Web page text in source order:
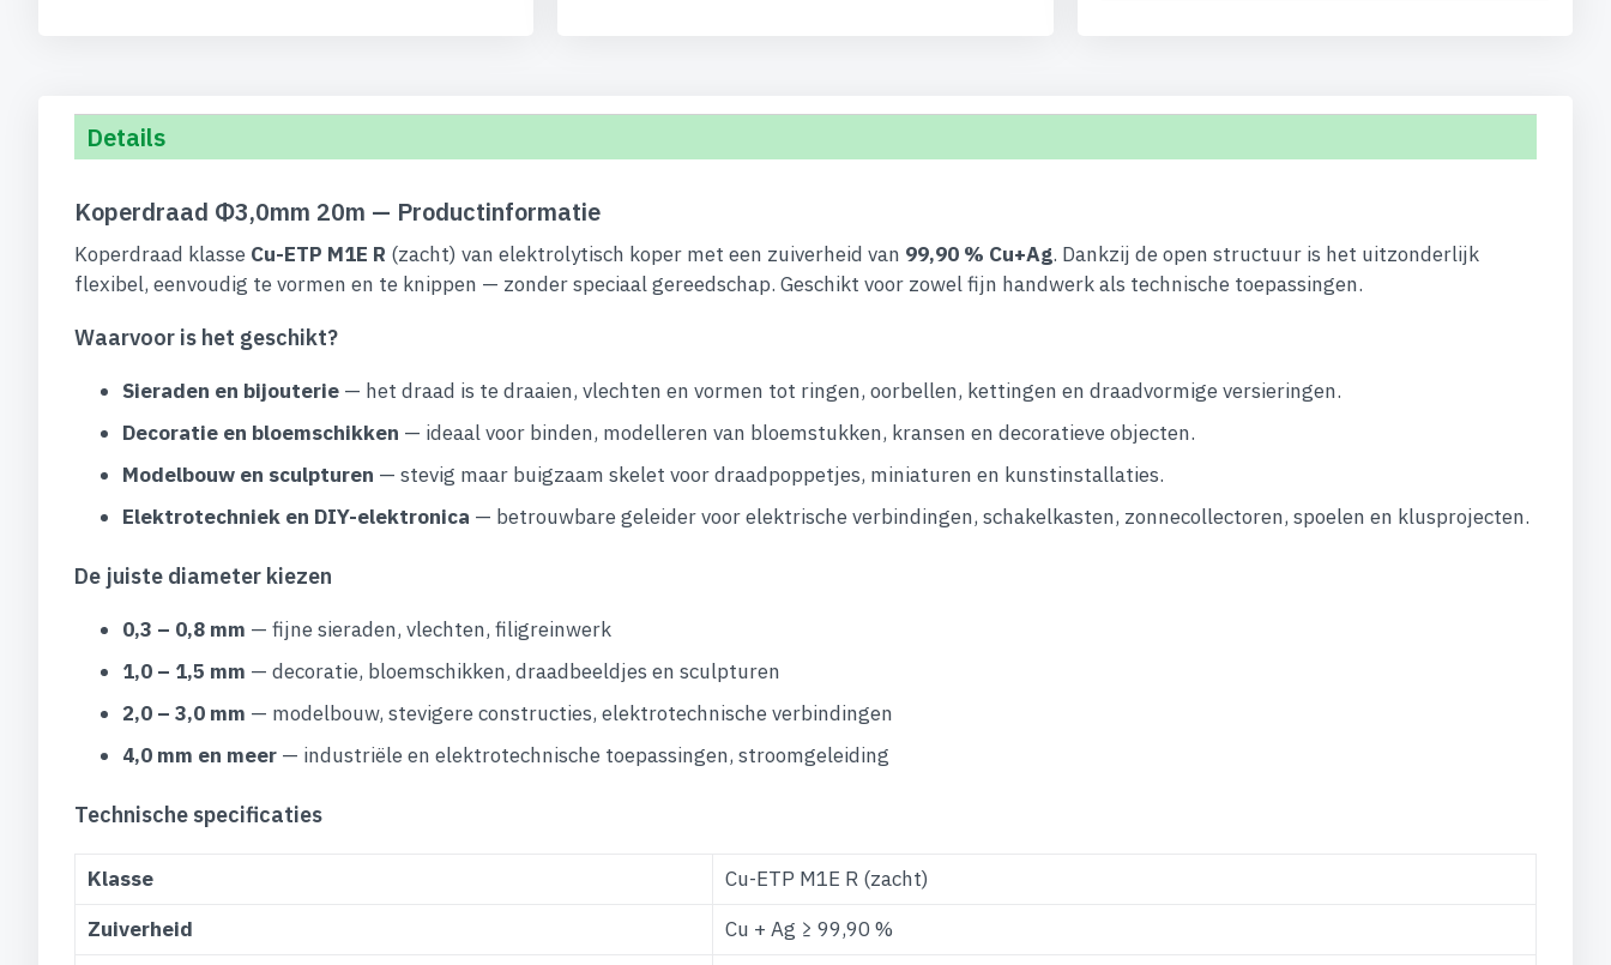
gallerij
Details
Koperdraad Φ3,0mm 20m — Productinformatie
Koperdraad klasse Cu-ETP M1E R (zacht) van elektrolytisch koper met een zuiverheid van 99,90 % Cu+Ag. Dankzij de open structuur is het uitzonderlijk
flexibel, eenvoudig te vormen en te knippen — zonder speciaal gereedschap. Geschikt voor zowel fijn handwerk als technische toepassingen.
Waarvoor is het geschikt?
Sieraden en bijouterie — het draad is te draaien, vlechten en vormen tot ringen, oorbellen, kettingen en draadvormige versieringen.
Decoratie en bloemschikken — ideaal voor binden, modelleren van bloemstukken, kransen en decoratieve objecten.
Modelbouw en sculpturen — stevig maar buigzaam skelet voor draadpoppetjes, miniaturen en kunstinstallaties.
Elektrotechniek en DIY-elektronica — betrouwbare geleider voor elektrische verbindingen, schakelkasten, zonnecollectoren, spoelen en klusprojecten.
De juiste diameter kiezen
0,3 – 0,8 mm — fijne sieraden, vlechten, filigreinwerk
1,0 – 1,5 mm — decoratie, bloemschikken, draadbeeldjes en sculpturen
2,0 – 3,0 mm — modelbouw, stevigere constructies, elektrotechnische verbindingen
4,0 mm en meer — industriële en elektrotechnische toepassingen, stroomgeleiding
Technische specificaties
Klasse
Cu-ETP M1E R (zacht)
Zuiverheid
Cu + Ag ≥ 99,90 %